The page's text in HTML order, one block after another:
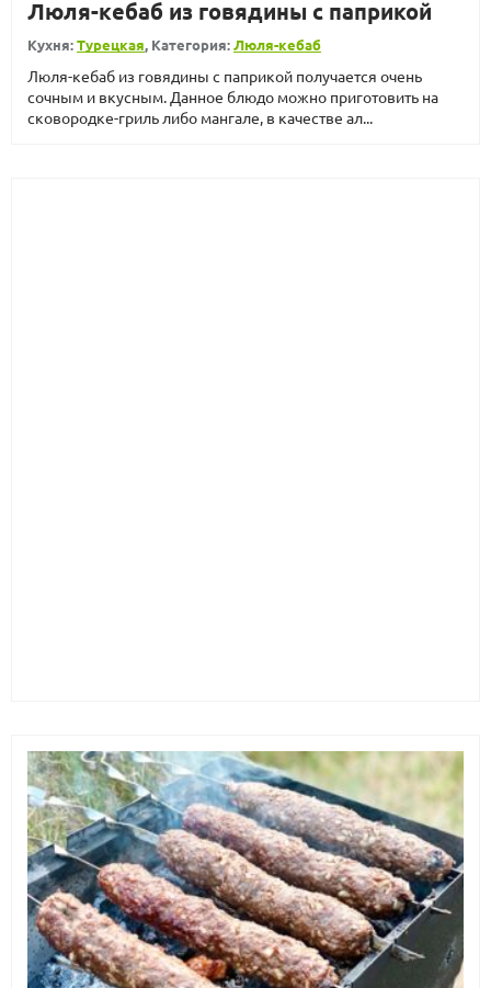
Люля-кебаб из говядины с паприкой
Кухня:Турецкая, Категория:Люля-кебаб
Люля-кебаб из говядины с паприкой получается очень
сочным и вкусным. Данное блюдо можно приготовить на
сковородке-гриль либо мангале, в качестве ал...